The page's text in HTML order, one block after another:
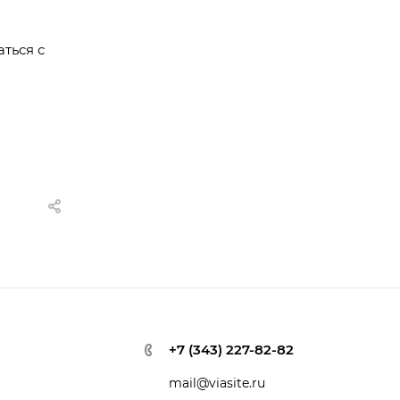
с
+7 (343) 227-82-82
mail@viasite.ru